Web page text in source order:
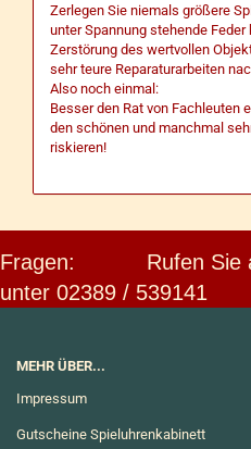
Zerlegen Sie niemals größere
unter Spannung stehende
Zerstörung des wertvollen
sehr teure Reparaturarbeiten
Also noch einmal:
Besser den Rat von Fachleuten
den schönen und manchmal
riskieren!
Fragen: Rufen Sie an
unter 02389 / 539141
MEHR ÜBER...
Impressum
Gutscheine Spieluhrenkabinett